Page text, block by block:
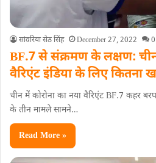
सांवरिया सेठ सिंह December 27, 2022 0
BF.7 से संक्रमण के लक्षण:
वैरिएंट इंडिया के लिए कितना
चीन में कोरोना का नया वैरिएंट BF.7 कहर
के तीन मामले सामने…
Read More »